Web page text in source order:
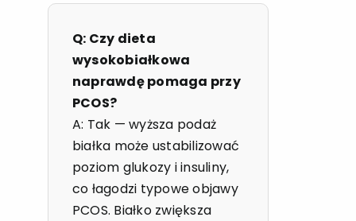
Q: Czy dieta
wysokobiałkowa
naprawdę pomaga przy
PCOS?
A: Tak — wyższa podaż
białka może ustabilizować
poziom glukozy i insuliny,
co łagodzi typowe objawy
PCOS. Białko zwiększa